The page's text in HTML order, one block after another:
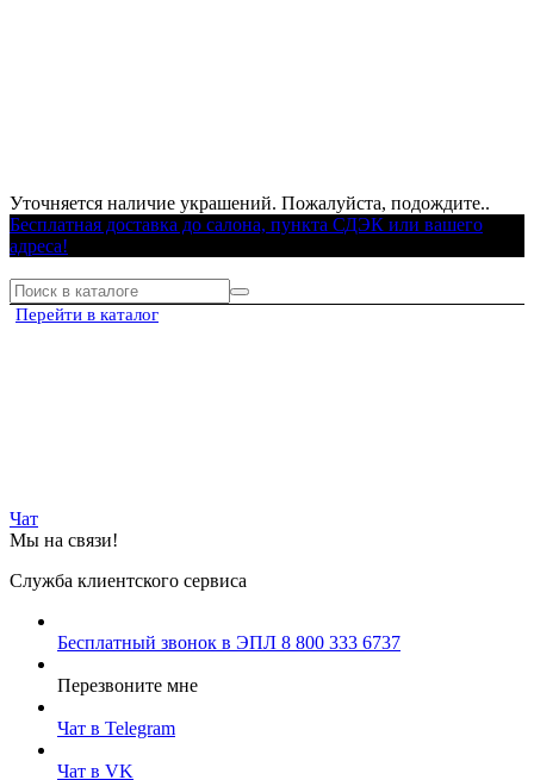
Уточняется наличие украшений. Пожалуйста, подождите..
Бесплатная доставка до салона, пункта СДЭК или вашего
адреса!
Перейти в каталог
Чат
Мы на связи!
Служба клиентского сервиса
Бесплатный звонок в ЭПЛ 8 800 333 6737
Перезвоните мне
Чат в Telegram
Чат в VK